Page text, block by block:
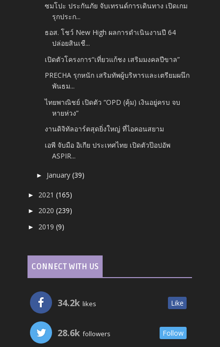
ซมโปะ ประกันภัย จับเทรนด์การเดินทาง เปิดเกม
รุกประก...
ธอส. โชว์ New High ผลการดำเนินงานปี 64
ปล่อยสินเชื...
เปิดตัวโครงการ“เที่ยวแก้ชง เสริมมงคลปีขาล”
PRECHA รุกหนัก เสริมทัพผู้บริหารและเตรียมผนึก
พันธม...
ไทยพาณิชย์ เปิดตัว “OPD (คุ้ม) เงินอยู่ครบ จบ
หายห่วง”
งานดิจิทัลอาร์ตสุดยิ่งใหญ่ ที่ไอคอนสยาม
เอพี จับมือ อิเกีย ประเทศไทย เปิดตัวป๊อปอัพ
ASPIR...
► January(39)
► 2021(165)
► 2020(239)
► 2019(9)
CONNECT WITH US
34.2k likes Like
28.6k followers Follow